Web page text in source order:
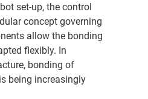
set-up, the control
concept governing
allow the bonding
flexibly. In
bonding of
being increasingly